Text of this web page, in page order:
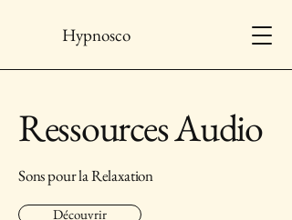
Hypnosco
Ressources Audio
Sons pour la Relaxation
Découvrir